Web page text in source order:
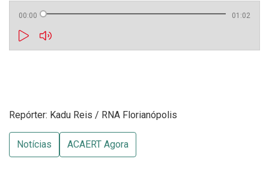
00:00 01:02
Repórter: Kadu Reis / RNA Florianópolis
Notícias ACAERT Agora